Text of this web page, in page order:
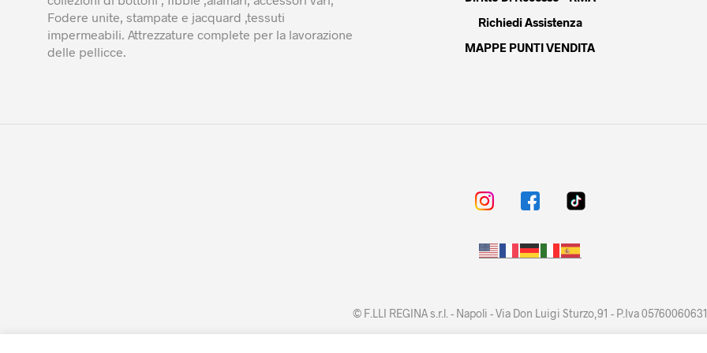
Fodere unite, stampate e jacquard ,tessuti
impermeabili. Attrezzature complete per la lavorazione
delle pellicce.
Richiedi Assistenza
MAPPE PUNTI VENDITA
© F.LLI REGINA s.r.l. - Napoli - Via Don Luigi Sturzo,91 - P.Iva 05760060631